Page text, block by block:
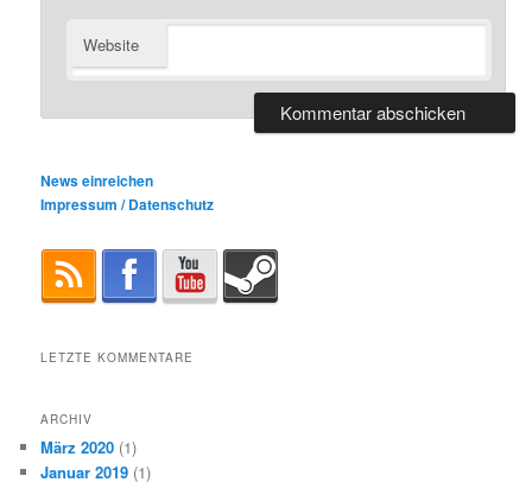
Website
News einreichen
Impressum / Datenschutz
LETZTE KOMMENTARE
ARCHIV
März 2020 (1)
Januar 2019 (1)